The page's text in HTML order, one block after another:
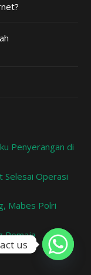
Penyerangan di
Selesai Operasi
Mabes Polri
Remaja
us